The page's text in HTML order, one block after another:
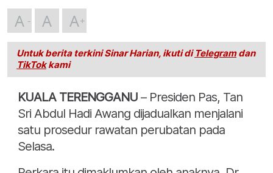
A A A
Untuk berita terkini Sinar Harian, ikuti di Telegramdan
TikTokkami
KUALA TERENGGANU – Presiden Pas, Tan
Sri Abdul Hadi Awang dijadualkan menjalani
satu prosedur rawatan perubatan pada
Selasa.